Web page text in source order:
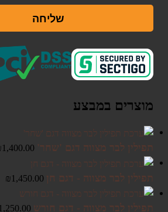
שליחה
מוצרים במבצע
תפילין לבר מצווה דגם 'שחר' 1,400.00
תפילין לבר מצווה - דגם חן
₪1,450.00
תפילין לבר מצווה - דגם חורש 1,250.00